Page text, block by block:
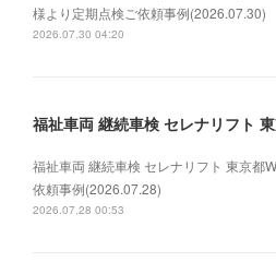
様より定期点検ご依頼事例(2026.07.30)
2026.07.30 04:20
福祉車両 継続車検 セレナリフト 東京都
依頼事例(2026.07.28)
2026.07.28 00:53